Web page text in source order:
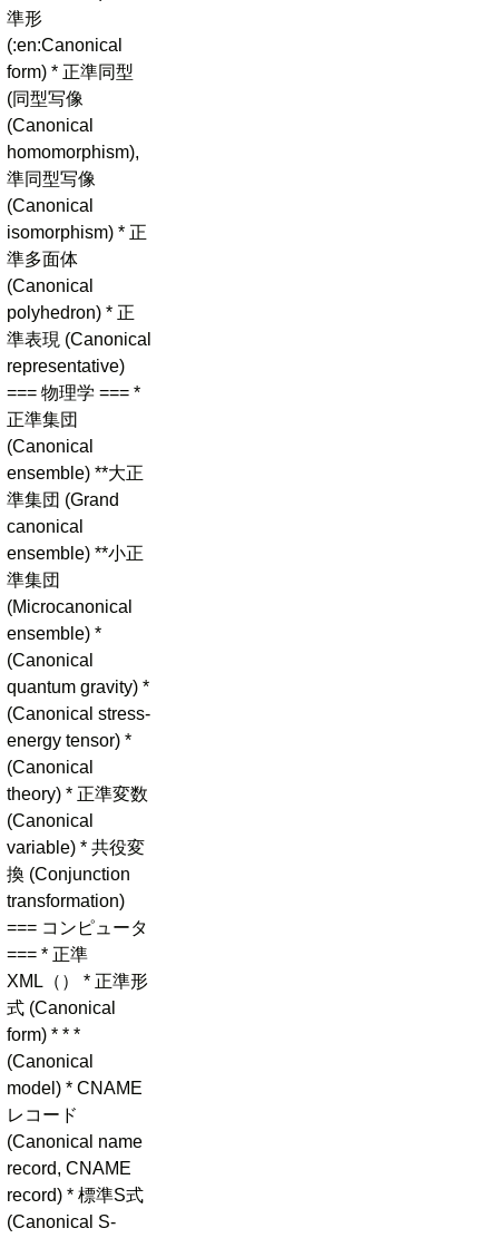
準形
(:en:Canonical
form) * 正準同型
(同型写像
(Canonical
homomorphism),
準同型写像
(Canonical
isomorphism) * 正
準多面体
(Canonical
polyhedron) * 正
準表現 (Canonical
representative)
=== 物理学 === *
正準集団
(Canonical
ensemble) **大正
準集団 (Grand
canonical
ensemble) **小正
準集団
(Microcanonical
ensemble) *
(Canonical
quantum gravity) *
(Canonical stress-
energy tensor) *
(Canonical
theory) * 正準変数
(Canonical
variable) * 共役変
換 (Conjunction
transformation)
=== コンピュータ
=== * 正準
XML（） * 正準形
式 (Canonical
form) * * *
(Canonical
model) * CNAME
レコード
(Canonical name
record, CNAME
record) * 標準S式
(Canonical S-